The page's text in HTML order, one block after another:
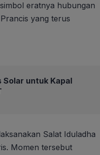
eratnya hubungan
yang terus
Solar untuk Kapal
Salat Iduladha
Momen tersebut